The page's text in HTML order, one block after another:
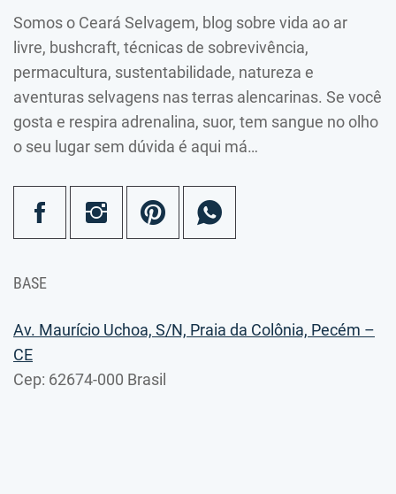
Somos o Ceará Selvagem, blog sobre vida ao ar
livre, bushcraft, técnicas de sobrevivência,
permacultura, sustentabilidade, natureza e
aventuras selvagens nas terras alencarinas. Se você
gosta e respira adrenalina, suor, tem sangue no olho
o seu lugar sem dúvida é aqui má…
BASE
Av. Maurício Uchoa, S/N, Praia da Colônia, Pecém –
CE
Cep: 62674-000 Brasil